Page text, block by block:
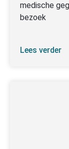
medische
bezoek
Lees verder